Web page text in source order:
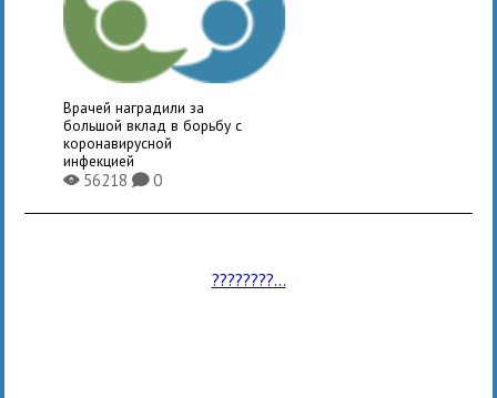
Врачей наградили за
большой вклад в борьбу с
коронавирусной
инфекцией
X56218K0
????????...